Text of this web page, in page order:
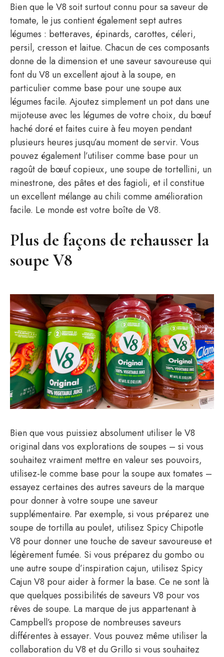
Bien que le V8 soit surtout connu pour sa saveur de
tomate, le jus contient également sept autres
légumes : betteraves, épinards, carottes, céleri,
persil, cresson et laitue. Chacun de ces composants
donne de la dimension et une saveur savoureuse qui
font du V8 un excellent ajout à la soupe, en
particulier comme base pour une soupe aux
légumes facile. Ajoutez simplement un pot dans une
mijoteuse avec les légumes de votre choix, du bœuf
haché doré et faites cuire à feu moyen pendant
plusieurs heures jusqu’au moment de servir. Vous
pouvez également l’utiliser comme base pour un
ragoût de bœuf copieux, une soupe de tortellini, un
minestrone, des pâtes et des fagioli, et il constitue
un excellent mélange au chili comme amélioration
facile. Le monde est votre boîte de V8.
Plus de façons de rehausser la
soupe V8
Bien que vous puissiez absolument utiliser le V8
original dans vos explorations de soupes – si vous
souhaitez vraiment mettre en valeur ses pouvoirs,
utilisez-le comme base pour la soupe aux tomates –
essayez certaines des autres saveurs de la marque
pour donner à votre soupe une saveur
supplémentaire. Par exemple, si vous préparez une
soupe de tortilla au poulet, utilisez Spicy Chipotle
V8 pour donner une touche de saveur savoureuse et
légèrement fumée. Si vous préparez du gombo ou
une autre soupe d’inspiration cajun, utilisez Spicy
Cajun V8 pour aider à former la base. Ce ne sont là
que quelques possibilités de saveurs V8 pour vos
rêves de soupe. La marque de jus appartenant à
Campbell’s propose de nombreuses saveurs
différentes à essayer. Vous pouvez même utiliser la
collaboration du V8 et du Grillo si vous souhaitez